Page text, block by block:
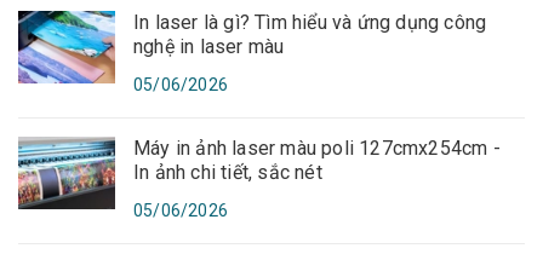
In laser là gì? Tìm hiểu và ứng dụng công
nghệ in laser màu
05/06/2026
Máy in ảnh laser màu poli 127cmx254cm -
In ảnh chi tiết, sắc nét
05/06/2026